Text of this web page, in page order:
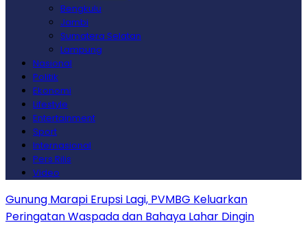
Bengkulu
Jambi
Sumatera Selatan
Lampung
Nasional
Politik
Ekonomi
Lifestyle
Entertainment
Sport
Internasional
Pers Rilis
Video
Gunung Marapi Erupsi Lagi, PVMBG Keluarkan
Peringatan Waspada dan Bahaya Lahar Dingin